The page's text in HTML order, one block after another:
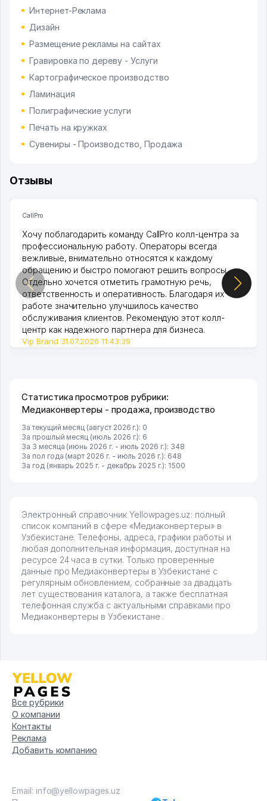
Интернет-Реклама
Дизайн
Размещение рекламы на сайтах
Гравировка по дереву - Услуги
Картографическое производство
Ламинация
Полиграфические услуги
Печать на кружках
Сувениры - Производство, Продажа
Отзывы
CallPro
Хочу поблагодарить команду CallPro колл-центра за
профессиональную работу. Операторы всегда
вежливые, внимательно относятся к каждому
обращению и быстро помогают решить вопросы.
Отдельно хочется отметить грамотную речь,
ответственность и оперативность. Благодаря их
работе значительно улучшилось качество
обслуживания клиентов. Рекомендую этот колл-
центр как надежного партнера для бизнеса.
Vip Brand 31.07.2026 11:43:39
Статистика просмотров рубрики:
Медиаконвертеры - продажа, производство
За текущий месяц (август 2026 г.): 0
За прошлый месяц (июль 2026 г.): 6
За 3 месяца (июнь 2026 г. - июль 2026 г.): 348
За пол года (март 2026 г. - июль 2026 г.): 648
За год (январь 2025 г. - декабрь 2025 г.): 1500
Электронный справочник Yellowpages.uz: полный
список компаний в сфере «Медиаконвертеры» в
Узбекистане. Телефоны, адреса, графики работы и
любая дополнительная информация, доступная на
ресурсе 24 часа в сутки. Только проверенные
данные про Медиаконвертеры в Узбекистане с
регулярным обновлением, собранные за двадцать
лет существования каталога, а также бесплатная
телефонная служба с актуальными справками про
Медиаконвертеры в Узбекистане .
Все рубрики
О компании
Контакты
Реклама
Добавить компанию
Email: info@yellowpages.uz